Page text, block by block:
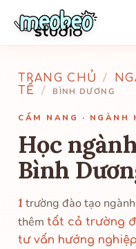
TRANG CHỦ /
TẾ
/ BÌNH DƯƠNG
CẨM NANG · NGÀNH
Học
Bình
1 trường đào tạo
thêm tất cả trường
tư vấn hướng nghiệp